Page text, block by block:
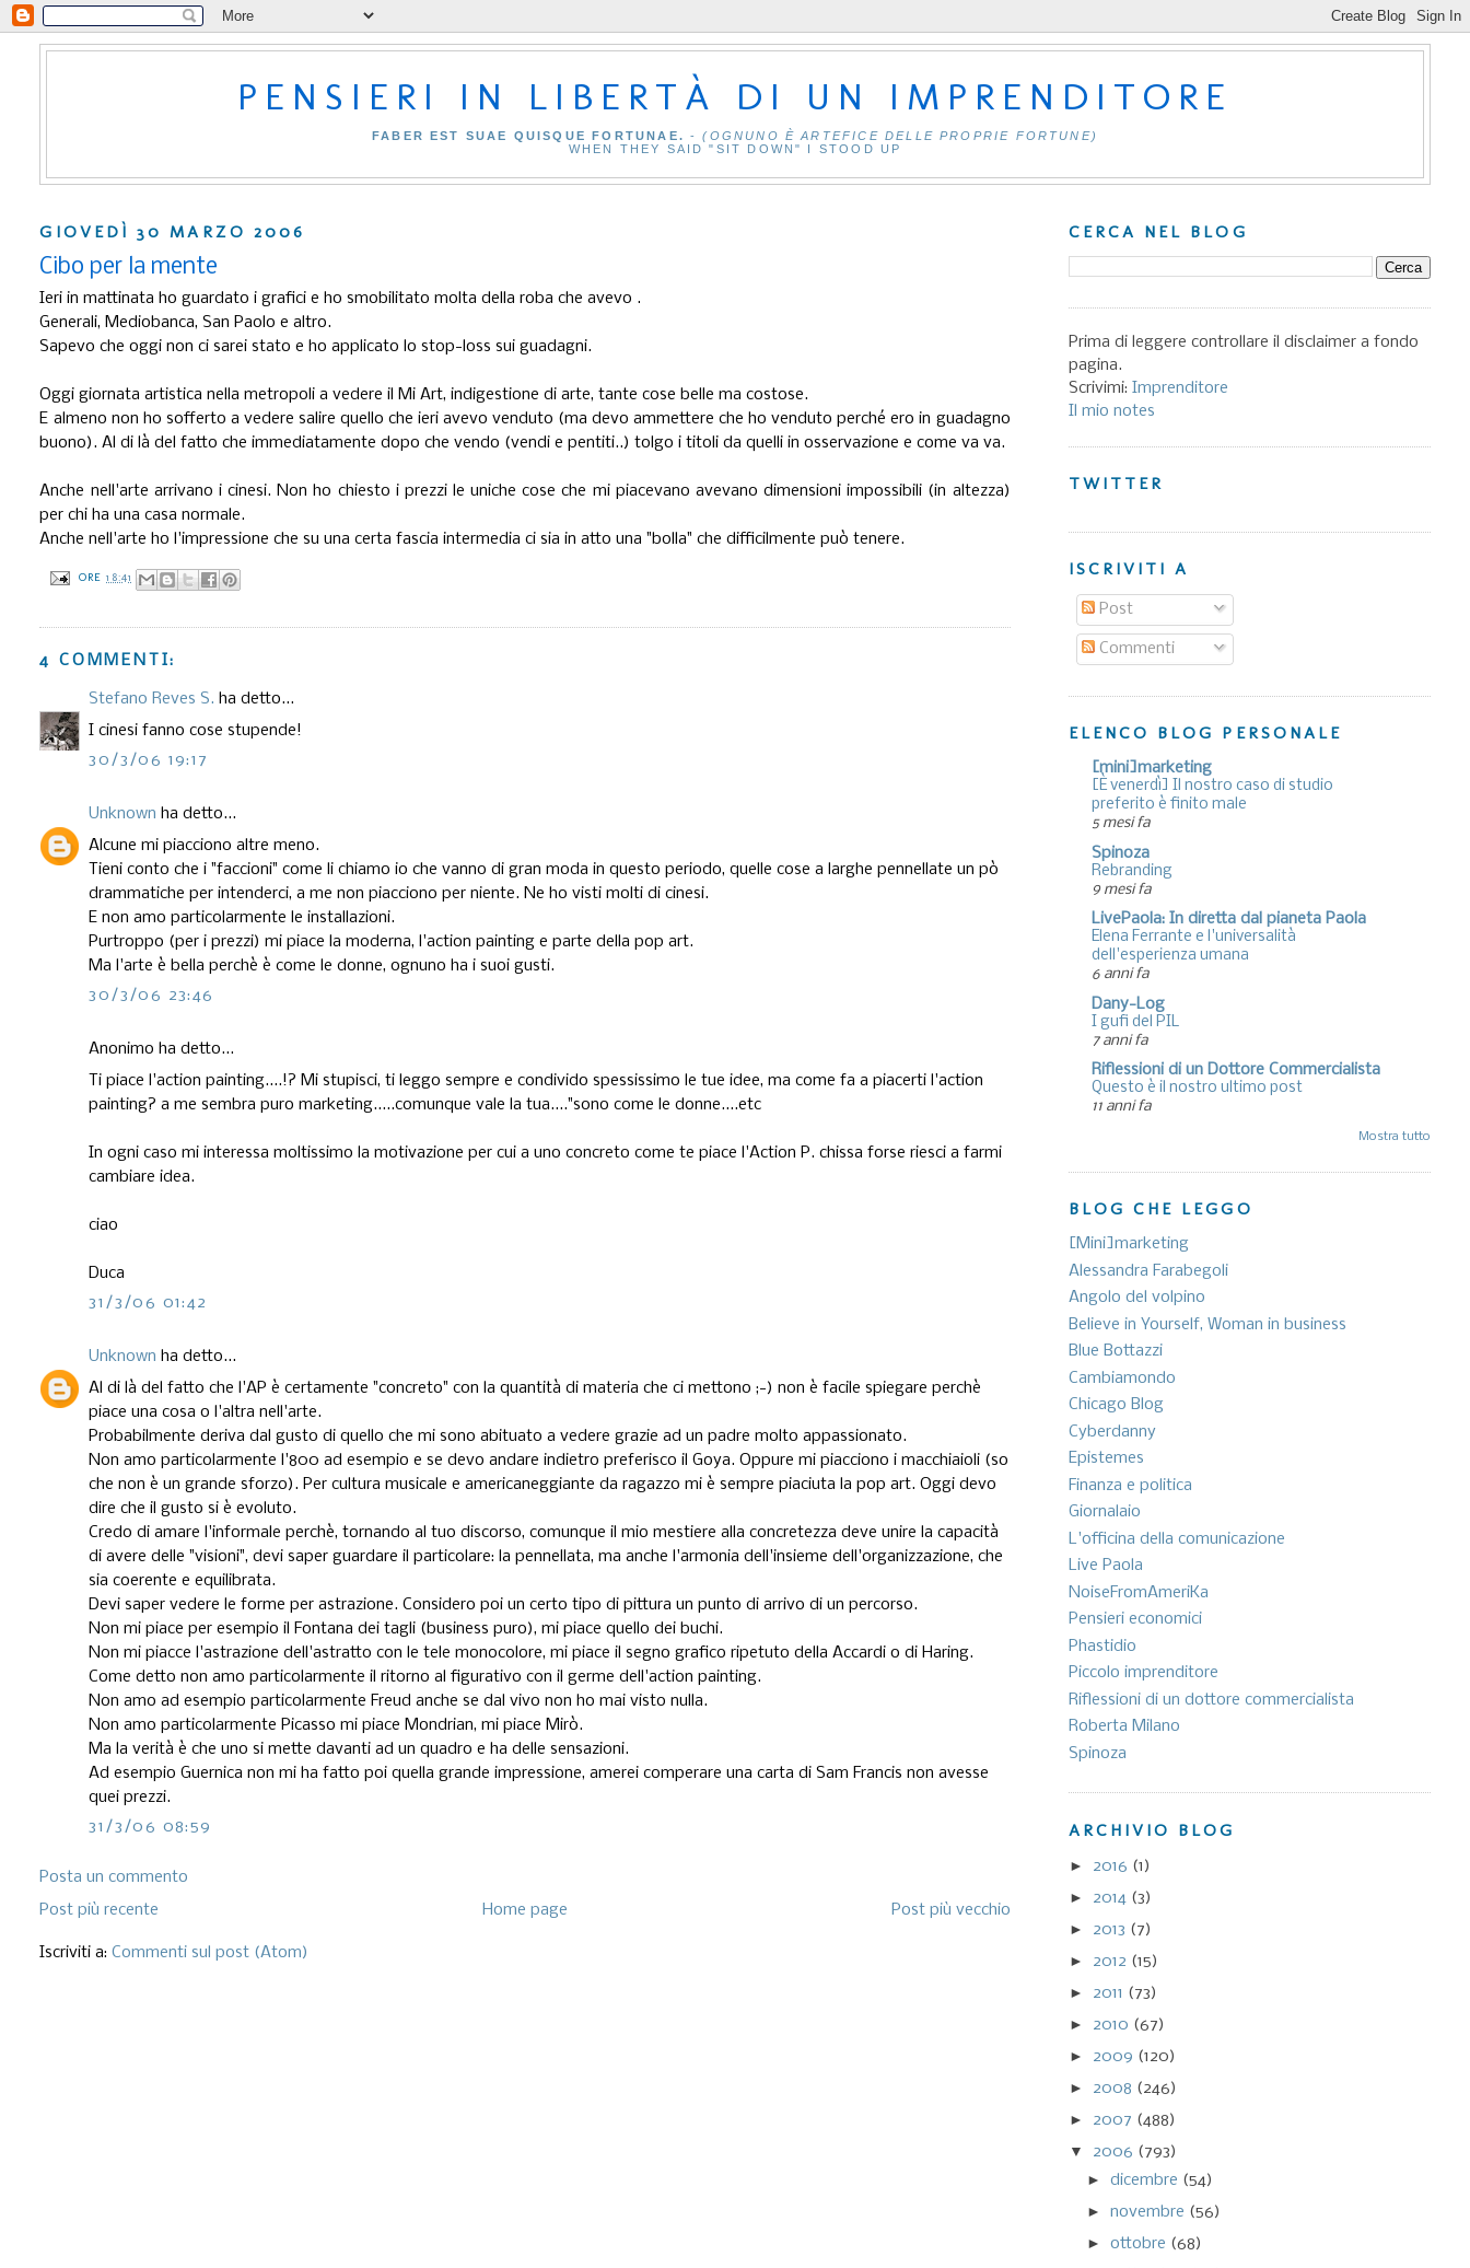
PENSIERI IN LIBERTÀ DI UN IMPRENDITORE
FABER EST SUAE QUISQUE FORTUNAE. -(OGNUNO È ARTEFICE DELLE PROPRIE FORTUNE)
WHEN THEY SAID "SIT DOWN" I STOOD UP
GIOVEDÌ 30 MARZO 2006
Cibo per la mente
Ieri in mattinata ho guardato i grafici e ho smobilitato molta della roba che avevo .
Generali, Mediobanca, San Paolo e altro.
Sapevo che oggi non ci sarei stato e ho applicato lo stop-loss sui guadagni.
Oggi giornata artistica nella metropoli a vedere il Mi Art, indigestione di arte, tante cose belle ma costose.
E almeno non ho sofferto a vedere salire quello che ieri avevo venduto (ma devo ammettere che ho venduto perché ero in guadagno
buono). Al di là del fatto che immediatamente dopo che vendo (vendi e pentiti..) tolgo i titoli da quelli in osservazione e come va va.
Anche nell'arte arrivano i cinesi. Non ho chiesto i prezzi le uniche cose che mi piacevano avevano dimensioni impossibili (in altezza)
per chi ha una casa normale.
Anche nell'arte ho l'impressione che su una certa fascia intermedia ci sia in atto una "bolla" che difficilmente può tenere.
ORE18:41
4 COMMENTI:
Stefano Reves S. ha detto...
I cinesi fanno cose stupende!
30/3/06 19:17
Unknown ha detto...
Alcune mi piacciono altre meno.
Tieni conto che i "faccioni" come li chiamo io che vanno di gran moda in questo periodo, quelle cose a larghe pennellate un pò
drammatiche per intenderci, a me non piacciono per niente. Ne ho visti molti di cinesi.
E non amo particolarmente le installazioni.
Purtroppo (per i prezzi) mi piace la moderna, l'action painting e parte della pop art.
Ma l'arte è bella perchè è come le donne, ognuno ha i suoi gusti.
30/3/06 23:46
Anonimo ha detto...
Ti piace l'action painting....!? Mi stupisci, ti leggo sempre e condivido spessissimo le tue idee, ma come fa a piacerti l'action
painting? a me sembra puro marketing.....comunque vale la tua...."sono come le donne....etc
In ogni caso mi interessa moltissimo la motivazione per cui a uno concreto come te piace l'Action P. chissa forse riesci a farmi
cambiare idea.
ciao
Duca
31/3/06 01:42
Unknown ha detto...
Al di là del fatto che l'AP è certamente "concreto" con la quantità di materia che ci mettono ;-) non è facile spiegare perchè
piace una cosa o l'altra nell'arte.
Probabilmente deriva dal gusto di quello che mi sono abituato a vedere grazie ad un padre molto appassionato.
Non amo particolarmente l'800 ad esempio e se devo andare indietro preferisco il Goya. Oppure mi piacciono i macchiaioli (so
che non è un grande sforzo). Per cultura musicale e americaneggiante da ragazzo mi è sempre piaciuta la pop art. Oggi devo
dire che il gusto si è evoluto.
Credo di amare l'informale perchè, tornando al tuo discorso, comunque il mio mestiere alla concretezza deve unire la capacità
di avere delle "visioni", devi saper guardare il particolare: la pennellata, ma anche l'armonia dell'insieme dell'organizzazione, che
sia coerente e equilibrata.
Devi saper vedere le forme per astrazione. Considero poi un certo tipo di pittura un punto di arrivo di un percorso.
Non mi piace per esempio il Fontana dei tagli (business puro), mi piace quello dei buchi.
Non mi piacce l'astrazione dell'astratto con le tele monocolore, mi piace il segno grafico ripetuto della Accardi o di Haring.
Come detto non amo particolarmente il ritorno al figurativo con il germe dell'action painting.
Non amo ad esempio particolarmente Freud anche se dal vivo non ho mai visto nulla.
Non amo particolarmente Picasso mi piace Mondrian, mi piace Mirò.
Ma la verità è che uno si mette davanti ad un quadro e ha delle sensazioni.
Ad esempio Guernica non mi ha fatto poi quella grande impressione, amerei comperare una carta di Sam Francis non avesse
quei prezzi.
31/3/06 08:59
Posta un commento
Post più recente
Post più vecchio
Home page
Iscriviti a:Commenti sul post (Atom)
CERCA NEL BLOG
Prima di leggere controllare il disclaimer a fondo
pagina.
Scrivimi: Imprenditore
Il mio notes
TWITTER
ISCRIVITI A
Post
Commenti
ELENCO BLOG PERSONALE
[mini]marketing
[È venerdì] Il nostro caso di studio
preferito è finito male
5 mesi fa
Spinoza
Rebranding
9 mesi fa
LivePaola: In diretta dal pianeta Paola
Elena Ferrante e l'universalità
dell'esperienza umana
6 anni fa
Dany-Log
I gufi del PIL
7 anni fa
Riflessioni di un Dottore Commercialista
Questo è il nostro ultimo post
11 anni fa
Mostra tutto
BLOG CHE LEGGO
[Mini]marketing
Alessandra Farabegoli
Angolo del volpino
Believe in Yourself, Woman in business
Blue Bottazzi
Cambiamondo
Chicago Blog
Cyberdanny
Epistemes
Finanza e politica
Giornalaio
L'officina della comunicazione
Live Paola
NoiseFromAmeriKa
Pensieri economici
Phastidio
Piccolo imprenditore
Riflessioni di un dottore commercialista
Roberta Milano
Spinoza
ARCHIVIO BLOG
► 2016 (1)
► 2014 (3)
► 2013 (7)
► 2012 (15)
► 2011 (73)
► 2010 (67)
► 2009 (120)
► 2008 (246)
► 2007 (488)
▼ 2006 (793)
►dicembre (54)
►novembre (56)
►ottobre (68)